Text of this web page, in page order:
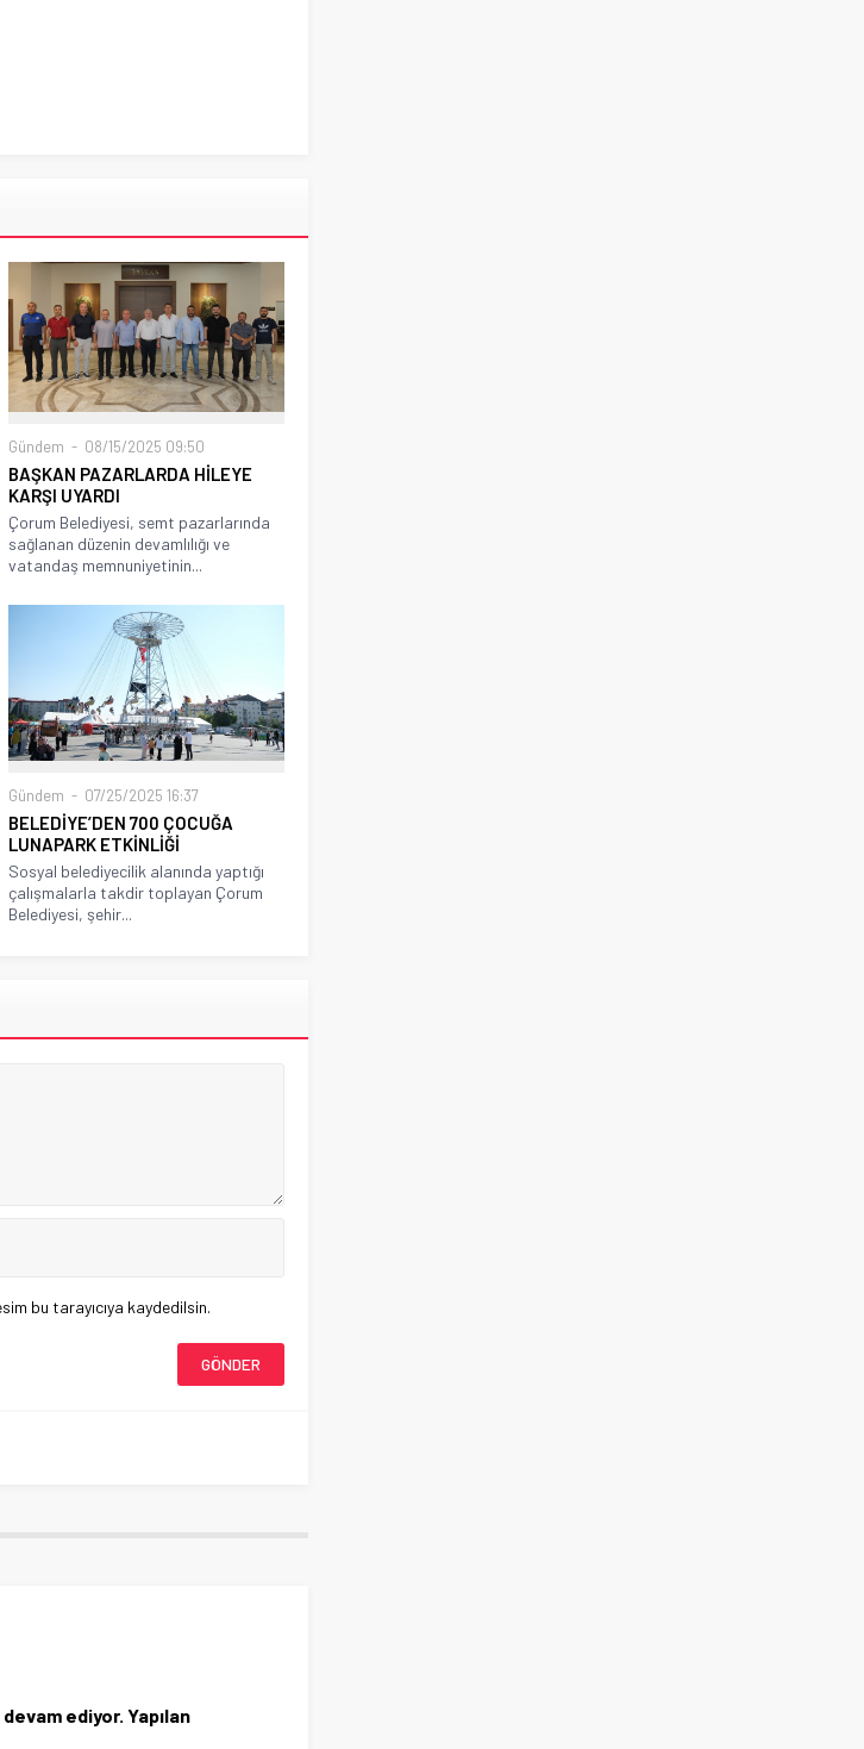
Gündem 08/15/2025 09:50
BAŞKAN PAZARLARDA HİLEYE
KARŞI UYARDI
Çorum Belediyesi, semt pazarlarında
sağlanan düzenin devamlılığı ve
vatandaş memnuniyetinin...
Gündem 07/25/2025 16:37
BELEDİYE’DEN 700 ÇOCUĞA
LUNAPARK ETKİNLİĞİ
Sosyal belediyecilik alanında yaptığı
çalışmalarla takdir toplayan Çorum
Belediyesi, şehir...
bu tarayıcıya kaydedilsin.
ediyor. Yapılan